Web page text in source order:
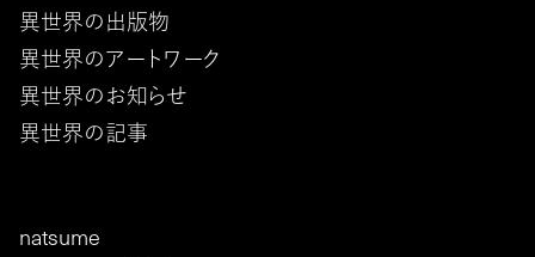
異世界の出版物
異世界のアートワーク
異世界のお知らせ
異世界の記事
natsume